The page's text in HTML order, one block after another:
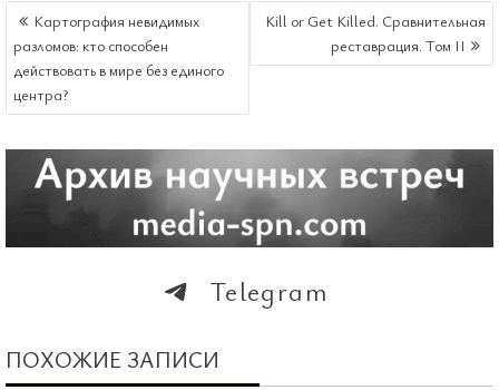
НАВИГАЦИЯ
ПО
ЗАПИСЯМ
Картография невидимых
разломов: кто способен
действовать в мире без единого
центра?
Kill or Get Killed. Сравнительная
реставрация. Том II
Telegram
ПОХОЖИЕ ЗАПИСИ